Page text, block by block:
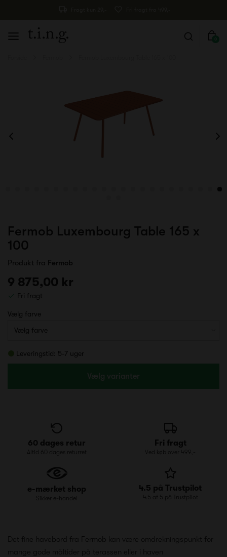
0
Fermob Luxembourg Table 165 x
100
Produkt fra Fermob
9 875,00 kr
Fri fragt
Vælg farve
Leveringstid: 5-7 uger
Vælg varianter
60 dages retur
Altid 60 dages returret
Fri fragt
Ved køb over 499,-
e-mærket shop
Sikker e-handel
4.5 på Trustpilot
4.5 af 5 på Trustpilot
Det fine havebord fra Fermob kan være omdrekningspunkt for
mange gode måltider på terassen eller i haven